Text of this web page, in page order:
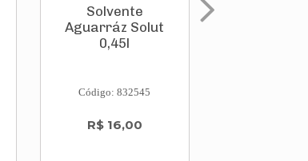
Solvente
Aguarráz Solut
0,45l
Código: 832545
R$ 16,00